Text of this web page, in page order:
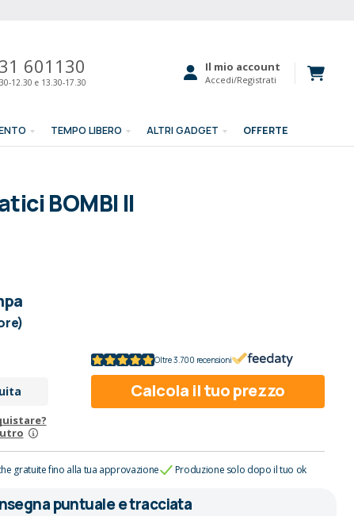
601130
12.30 e 13.30-17.30
Il mio account
Accedi/Registrati
TEMPO LIBERO ALTRI GADGET OFFERTE
BOMBI II
Oltre 3.700 recensioni
Calcola il tuo prezzo
gratuite fino alla tua approvazione Produzione solo dopo il tuo ok
puntuale e tracciata